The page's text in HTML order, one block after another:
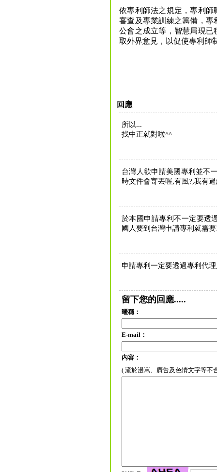
依專利師法之規定，專利
審查及專業訓練之籌備，
公會之成立等，智慧局現
取外界意見，以促使專利師
回應
所以...
找中正就對啦^^
台灣人欲申請美國專利並不
時文件會寄丟喔,有風?,我有
於本國申請專利不一定要透
國人要到台灣申請專利就需
申請專利一定要透過專利代
留下您的回應.....
暱稱：
E-mail：
內容：
( 流於漫罵、廣告及色情文字等不